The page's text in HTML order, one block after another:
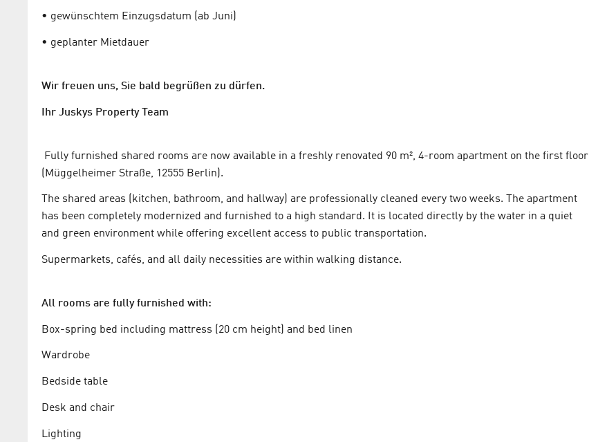
• gewünschtem Einzugsdatum (ab Juni)
• geplanter Mietdauer
Wir freuen uns, Sie bald begrüßen zu dürfen.
Ihr Juskys Property Team
Fully furnished shared rooms are now available in a freshly renovated 90 m², 4-room apartment on the first floor
(Müggelheimer Straße, 12555 Berlin).
The shared areas (kitchen, bathroom, and hallway) are professionally cleaned every two weeks. The apartment
has been completely modernized and furnished to a high standard. It is located directly by the water in a quiet
and green environment while offering excellent access to public transportation.
Supermarkets, cafés, and all daily necessities are within walking distance.
All rooms are fully furnished with:
Box-spring bed including mattress (20 cm height) and bed linen
Wardrobe
Bedside table
Desk and chair
Lighting